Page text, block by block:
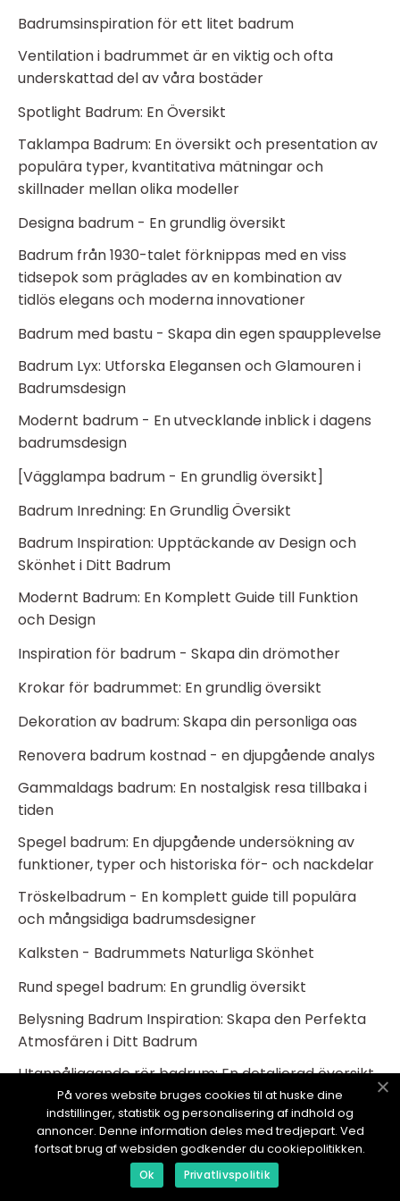
Badrumsinspiration för ett litet badrum
Ventilation i badrummet är en viktig och ofta
underskattad del av våra bostäder
Spotlight Badrum: En Översikt
Taklampa Badrum: En översikt och presentation av
populära typer, kvantitativa mätningar och
skillnader mellan olika modeller
Designa badrum - En grundlig översikt
Badrum från 1930-talet förknippas med en viss
tidsepok som präglades av en kombination av
tidlös elegans och moderna innovationer
Badrum med bastu - Skapa din egen spaupplevelse
Badrum Lyx: Utforska Elegansen och Glamouren i
Badrumsdesign
Modernt badrum - En utvecklande inblick i dagens
badrumsdesign
[Vägglampa badrum - En grundlig översikt]
Badrum Inredning: En Grundlig Översikt
Badrum Inspiration: Upptäckande av Design och
Skönhet i Ditt Badrum
Modernt Badrum: En Komplett Guide till Funktion
och Design
Inspiration för badrum - Skapa din drömother
Krokar för badrummet: En grundlig översikt
Dekoration av badrum: Skapa din personliga oas
Renovera badrum kostnad - en djupgående analys
Gammaldags badrum: En nostalgisk resa tillbaka i
tiden
Spegel badrum: En djupgående undersökning av
funktioner, typer och historiska för- och nackdelar
Tröskelbadrum - En komplett guide till populära
och mångsidiga badrumsdesigner
Kalksten - Badrummets Naturliga Skönhet
Rund spegel badrum: En grundlig översikt
Belysning Badrum Inspiration: Skapa den Perfekta
Atmosfären i Ditt Badrum
Utanpåliggande rör badrum: En detaljerad översikt
och analys
Microcement badrum - En trendig och praktisk
lösning för ditt hem
Lyxiga badrum - en guide till det ultimata
På vores website bruges cookies til at huske dine
indstillinger, statistik og personalisering af indhold og
annoncer. Denne information deles med tredjepart. Ved
fortsat brug af websiden godkender du cookiepolitikken.
Ok Privatlivspolitik